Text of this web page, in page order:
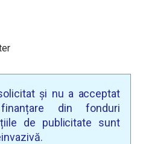
și nu a acceptat
din fonduri
de publicitate sunt